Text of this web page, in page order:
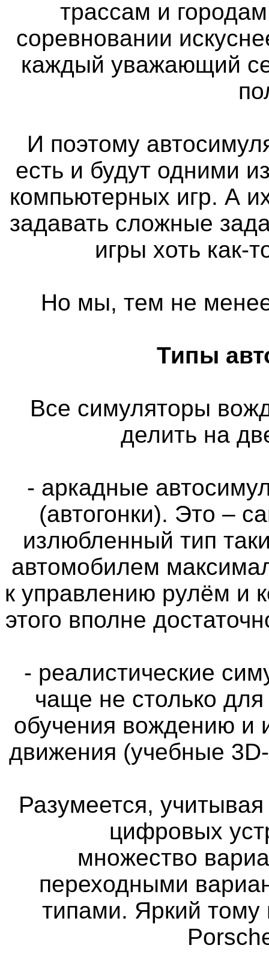
трассам и
соревновании
каждый уважающий
И поэтому
есть и будут одними
компьютерных игр. А
задавать сложные
игры хоть как-
Но мы, тем не
Типы
Все симуляторы
делить на
- аркадные
(автогонки). Это –
излюбленный тип
автомобилем
к управлению рулём и
этого вполне
- реалистические
чаще не столько
обучения вождению и
движения (учебные
Разумеется,
цифровых
множество
переходными
типами. Яркий